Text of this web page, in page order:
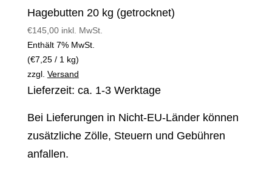
Hagebutten 20 kg (getrocknet)
€145,00 inkl. MwSt.
Enthält 7% MwSt.
(€7,25/ 1 kg)
zzgl. Versand
Lieferzeit: ca. 1-3 Werktage
Bei Lieferungen in Nicht-EU-Länder können
zusätzliche Zölle, Steuern und Gebühren
anfallen.